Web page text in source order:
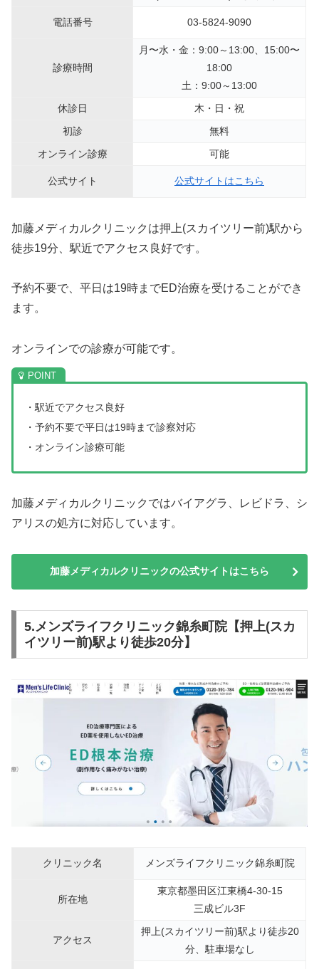
電話番号 03-5824-9090
診療時間
月〜水・金：9:00～13:00、15:00〜
18:00
土：9:00～13:00
休診日
木・日・祝
初診
無料
オンライン診療
可能
公式サイト 公式サイトはこちら
加藤メディカルクリニックは押上(スカイツリー前)駅から
徒歩19分、駅近でアクセス良好です。
予約不要で、平日は19時までED治療を受けることができ
ます。
オンラインでの診療が可能です。
・駅近でアクセス良好
・予約不要で平日は19時まで診察対応
・オンライン診療可能
加藤メディカルクリニックではバイアグラ、レビドラ、シ
アリスの処方に対応しています。
加藤メディカルクリニックの公式サイトはこちら
5.メンズライフクリニック錦糸町院【押上(スカ
イツリー前)駅より徒歩20分】
クリニック名 メンズライフクリニック錦糸町院
所在地
東京都墨田区江東橋4-30-15
三成ビル3F
アクセス
押上(スカイツリー前)駅より徒歩20
分、駐車場なし